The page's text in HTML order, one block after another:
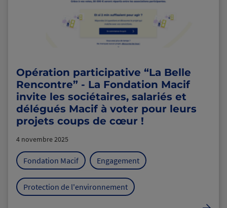
Opération participative “La Belle
Rencontre” - La Fondation Macif
invite les sociétaires, salariés et
délégués Macif à voter pour leurs
projets coups de cœur !
4 novembre 2025
Fondation Macif Engagement
Protection de l'environnement